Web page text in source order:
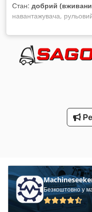
Стан: добрий
навантажувача,
опорний циліндр,
циліндр з тяговою
з тяговою штангою,
М20 - Розміри: 475/
Вага: 4,5 кг
Безкоштовно у